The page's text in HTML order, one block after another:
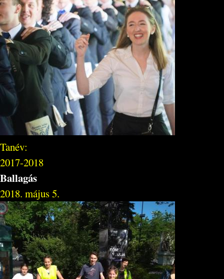
Tanév:
2017-2018
Ballagás
2018. május 5.